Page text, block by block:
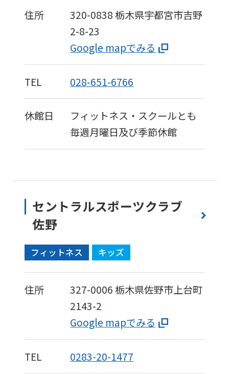
住所 320-0838栃木県宇都宮市吉野
2-8-23
Google mapでみる
TEL 028-651-6766
休館日
フィットネス・スクールとも
毎週月曜日及び季節休館
セントラルスポーツクラブ
佐野
フィットネス キッズ
住所 327-0006栃木県佐野市上台町
2143-2
Google mapでみる
TEL 0283-20-1477
Click
the
below
automatic
to
return
page.
you
use
an
translation
the